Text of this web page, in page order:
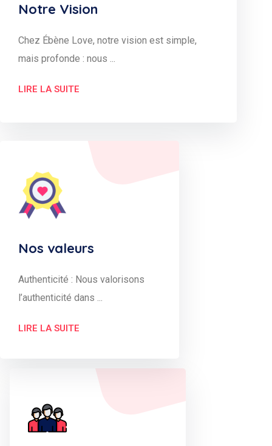
Notre Vision
Chez Ébène Love, notre vision est simple,
mais profonde : nous ...
LIRE LA SUITE
Nos valeurs
Authenticité : Nous valorisons
l’authenticité dans ...
LIRE LA SUITE